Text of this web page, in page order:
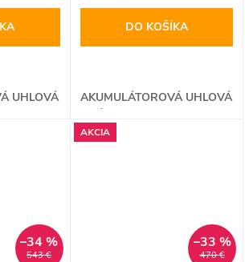
UHLOVÁ
DO KOŠÍKA
AKUMULÁTOROVÁ UHLOVÁ
543 €
–34 %
AKCIA
470 €
–33 %